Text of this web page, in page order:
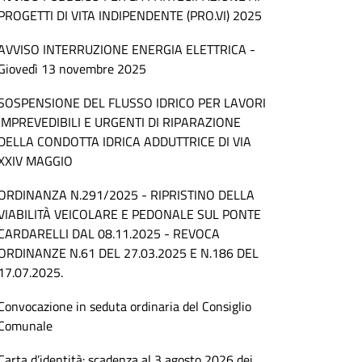
DI VITA INDIPENDENTE (PRO.VI) 2025
INTERRUZIONE ENERGIA ELETTRICA -
13 novembre 2025
DEL FLUSSO IDRICO PER LAVORI
E URGENTI DI RIPARAZIONE
CONDOTTA IDRICA ADDUTTRICE DI VIA
MAGGIO
N.291/2025 - RIPRISTINO DELLA
VEICOLARE E PEDONALE SUL PONTE
DAL 08.11.2025 - REVOCA
N.61 DEL 27.03.2025 E N.186 DEL
17.07.2025.
in seduta ordinaria del Consiglio